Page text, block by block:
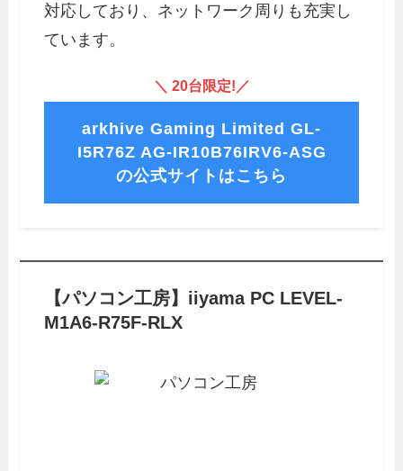
対応しており、ネットワーク周りも充実し
ています。
＼ 20台限定!／
arkhive Gaming Limited GL-
I5R76Z AG-IR10B76IRV6-ASG
の公式サイトはこちら
【パソコン工房】iiyama PC LEVEL-
M1A6-R75F-RLX